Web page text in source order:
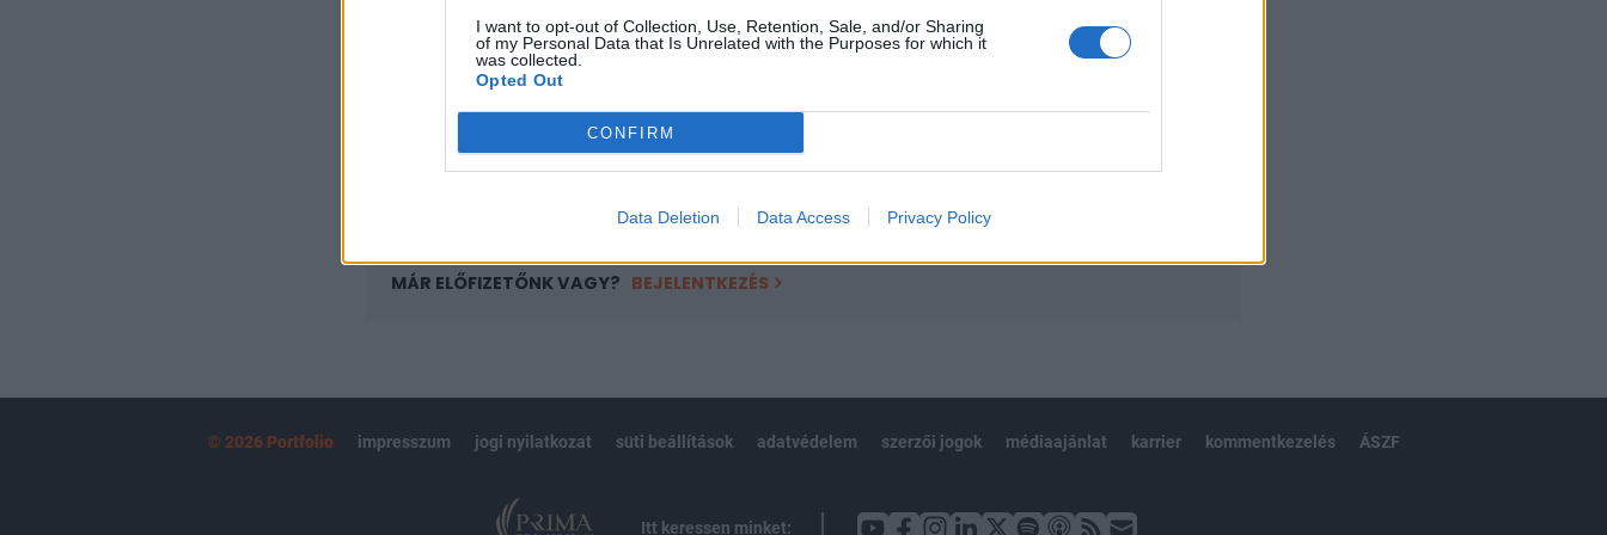
I want to opt-out of Collection, Use, Retention, Sale, and/or Sharing
of my Personal Data that Is Unrelated with the Purposes for which it
was collected.
Opted Out
CONFIRM
Data Deletion Data Access Privacy Policy
Az előfizetés a következőket tartalmazza:
Portfolio.hu teljes cikkarchívum
Kötéslisták: BÉT elmúlt 2 év napon belüli
MÁR ELŐFIZETŐNK VAGY? BEJELENTKEZÉS
© 2026 Portfolio impresszum jogi nyilatkozat süti beállítások adatvédelem szerzői jogok médiaajánlat karrier kommentkezelés ÁSZF
Itt keressen minket: